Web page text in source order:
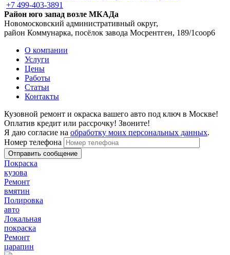
+7 499-403-3891
Район юго запад возле МКАДа
Новомосковский административный округ,
район Коммунарка, посёлок завода Мосрентген, 189/1соор6
О компании
Услуги
Цены
Работы
Статьи
Контакты
Кузовной ремонт и окраска вашего авто под ключ в Москве!
Оплатив кредит или рассрочку! Звоните!
Я даю согласие на обработку моих персональных данных.
Номер телефона
Покраска
кузова
Ремонт
вмятин
Полировка
авто
Локальная
покраска
Ремонт
царапин